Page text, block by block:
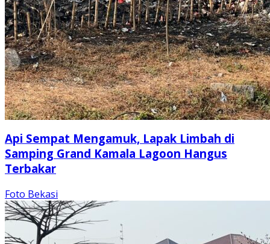
Api Sempat Mengamuk, Lapak Limbah di
Samping Grand Kamala Lagoon Hangus
Terbakar
Foto Bekasi